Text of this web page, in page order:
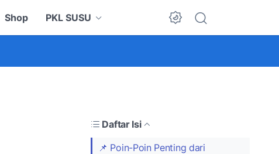
Shop PKL SUSU
Dark Mode
Daftar Isi
📌 Poin-Poin Penting dari